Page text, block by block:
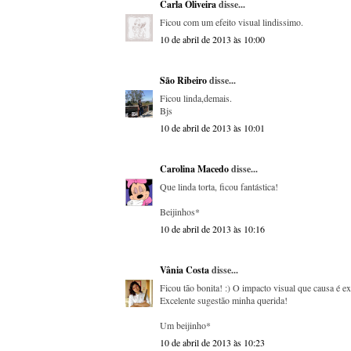
Carla Oliveiradisse...
Ficou com um efeito visual lindissimo.
10 de abril de 2013 às 10:00
São Ribeirodisse...
Ficou linda,demais.
Bjs
10 de abril de 2013 às 10:01
Carolina Macedodisse...
Que linda torta, ficou fantástica!
Beijinhos*
10 de abril de 2013 às 10:16
Vânia Costadisse...
Ficou tão bonita! :) O impacto visual que causa é
Excelente sugestão minha querida!
Um beijinho*
10 de abril de 2013 às 10:23